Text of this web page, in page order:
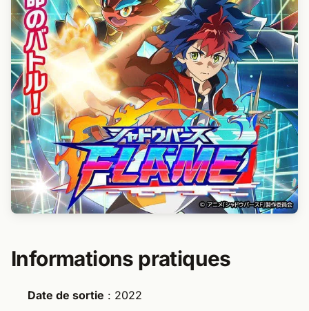
Informations pratiques
Date de sortie : 2022